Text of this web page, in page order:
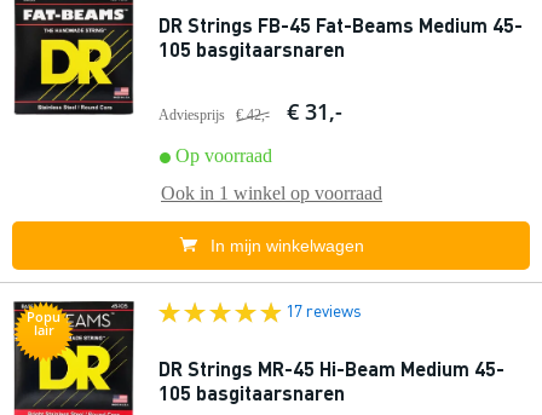
DR Strings FB-45 Fat-Beams Medium 45-
105 basgitaarsnaren
Adviesprijs € 42,- € 31,-
Op voorraad
Ook in 1 winkel op voorraad
In mijn winkelwagen
Popu
lair
17 reviews
DR Strings MR-45 Hi-Beam Medium 45-
105 basgitaarsnaren